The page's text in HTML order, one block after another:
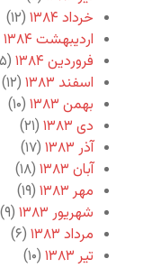
خرداد ۱۳۸۴
(۱۲)
اردیبهشت ۱۳۸۴
فروردین ۱۳۸۴
(۱۵)
اسفند ۱۳۸۳
(۱۲)
بهمن ۱۳۸۳
(۱۰)
دی ۱۳۸۳
(۲۱)
آذر ۱۳۸۳
(۱۷)
آبان ۱۳۸۳
(۱۸)
مهر ۱۳۸۳
(۱۹)
شهریور ۱۳۸۳
(۹)
مرداد ۱۳۸۳
(۶)
تیر ۱۳۸۳
(۱۰)